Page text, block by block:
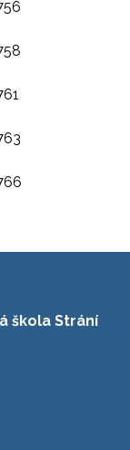
škola Strání